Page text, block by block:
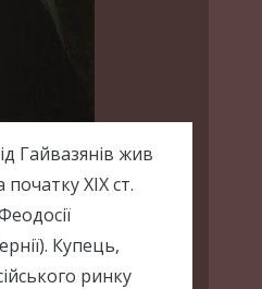
Гайвазянів жив
ХІХ ст.
Купець,
ринку